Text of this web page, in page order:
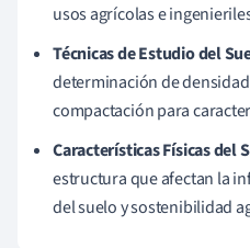
usos agrícolas e
Técnicas de Estudio del
determinación de
compactación para
Características Físicas del
estructura que afectan la
del suelo y sostenibilidad